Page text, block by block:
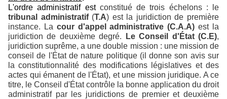
L'ordre administratif est constitué de trois échelons : le
tribunal administratif(T.A) est la juridiction de première
instance. La cour d'appel administrative (C.A.A) est la
juridiction de deuxième degré.
Le Conseil d'État (C.E),
juridiction suprême, a une double mission : une mission de
conseil de l'État de nature politique (il donne son avis sur
la constitutionnalité des modifications législatives et des
actes qui émanent de l'État), et une mission juridique. A ce
titre, le Conseil d'État contrôle la bonne application du droit
administratif par les juridictions de premier et deuxième